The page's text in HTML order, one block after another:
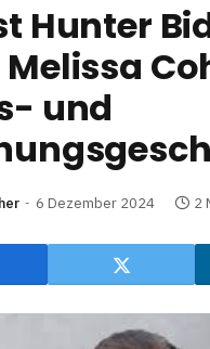
Hunter
Melissa
und
6 Dezember 2024 2